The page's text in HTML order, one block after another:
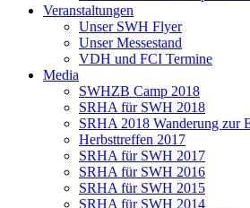
Veranstaltungen
Unser SWH Flyer
Unser Messestand
VDH und FCI Termine
Media
SWHZB Camp 2018
SRHA für SWH 2018
SRHA 2018 Wanderung zur
Herbsttreffen 2017
SRHA für SWH 2017
SRHA für SWH 2016
SRHA für SWH 2015
SRHA für SWH 2014